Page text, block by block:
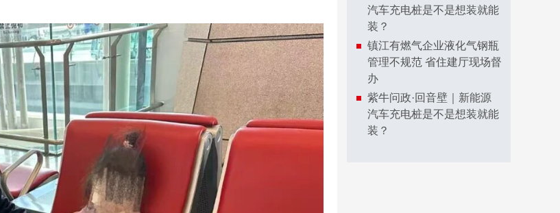
汽车充电桩是不是想装就能
装？
镇江有燃气企业液化气钢瓶
管理不规范 省住建厅现场督
办
紫牛问政·回音壁｜新能源
汽车充电桩是不是想装就能
装？